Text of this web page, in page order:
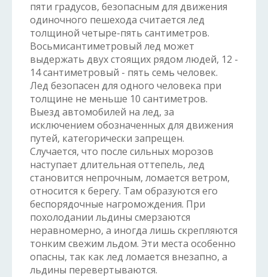
пяти градусов, безопасным для движения
одиночного пешехода считается лед
толщиной четыре-пять сантиметров.
Восьмисантиметровый лед может
выдержать двух стоящих рядом людей, 12 -
14 сантиметровый - пять семь человек.
Лед безопасен для одного человека при
толщине не меньше 10 сантиметров.
Выезд автомобилей на лед, за
исключением обозначенных для движения
путей, категорически запрещен.
Случается, что после сильных морозов
наступает длительная оттепель, лед
становится непрочным, ломается ветром,
относится к берегу. Там образуются его
беспорядочные нагромождения. При
похолодании льдины смерзаются
неравномерно, а иногда лишь скрепляются
тонким свежим льдом. Эти места особенно
опасны, так как лед ломается внезапно, а
льдины перевертываются.